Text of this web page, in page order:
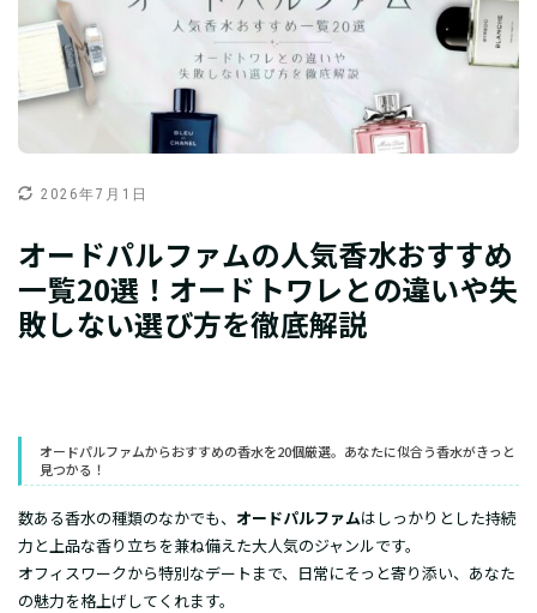
り
え
2026年7月1日
オードパルファムの人気香水おすすめ
一覧20選！オードトワレとの違いや失
敗しない選び方を徹底解説
オードパルファムからおすすめの香水を20個厳選。あなたに似合う香水がきっと
見つかる！
数ある香水の種類のなかでも、 オードパルファムはしっかりとした持続
力と上品な香り立ちを兼ね備えた大人気のジャンルです。
オフィスワークから特別なデートまで、日常にそっと寄り添い、あなた
の魅力を格上げしてくれます。